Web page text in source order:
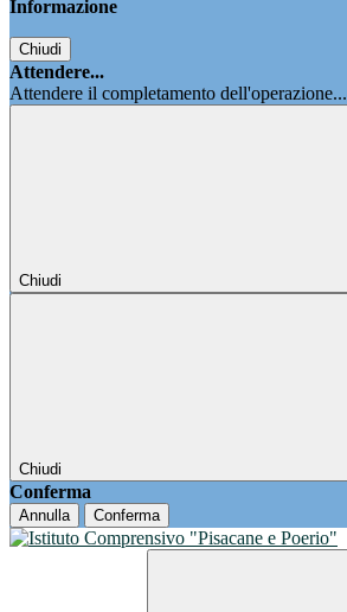
Informazione
Chiudi
Attendere...
Attendere il completamento dell'operazione...
Chiudi
Chiudi
Conferma
Annulla Conferma